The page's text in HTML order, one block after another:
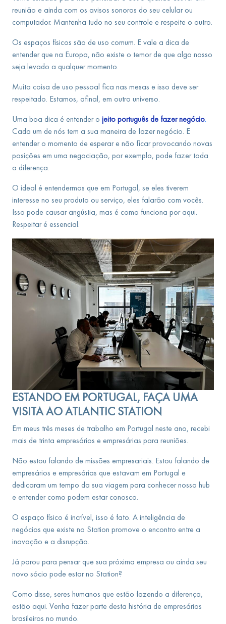
reunião e ainda com os avisos sonoros do seu celular ou
computador. Mantenha tudo no seu controle e respeite o outro.
Os espaços físicos são de uso comum. E vale a dica de
entender que na Europa, não existe o temor de que algo nosso
seja levado a qualquer momento.
Muita coisa de uso pessoal fica nas mesas e isso deve ser
respeitado. Estamos, afinal, em outro universo.
Uma boa dica é entender o jeito português de fazer negócio.
Cada um de nós tem a sua maneira de fazer negócio. E
entender o momento de esperar e não ficar provocando novas
posições em uma negociação, por exemplo, pode fazer toda
a diferença.
O ideal é entendermos que em Portugal, se eles tiverem
interesse no seu produto ou serviço, eles falarão com vocês.
Isso pode causar angústia, mas é como funciona por aqui.
Respeitar é essencial.
ESTANDO EM PORTUGAL, FAÇA UMA
VISITA AO ATLANTIC STATION
Em meus três meses de trabalho em Portugal neste ano, recebi
mais de trinta empresários e empresárias para reuniões.
Não estou falando de missões empresariais. Estou falando de
empresários e empresárias que estavam em Portugal e
dedicaram um tempo da sua viagem para conhecer nosso hub
e entender como podem estar conosco.
O espaço físico é incrível, isso é fato. A inteligência de
negócios que existe no Station promove o encontro entre a
inovação e a disrupção.
Já parou para pensar que sua próxima empresa ou ainda seu
novo sócio pode estar no Station?
Como disse, seres humanos que estão fazendo a diferença,
estão aqui. Venha fazer parte desta história de empresários
brasileiros no mundo.